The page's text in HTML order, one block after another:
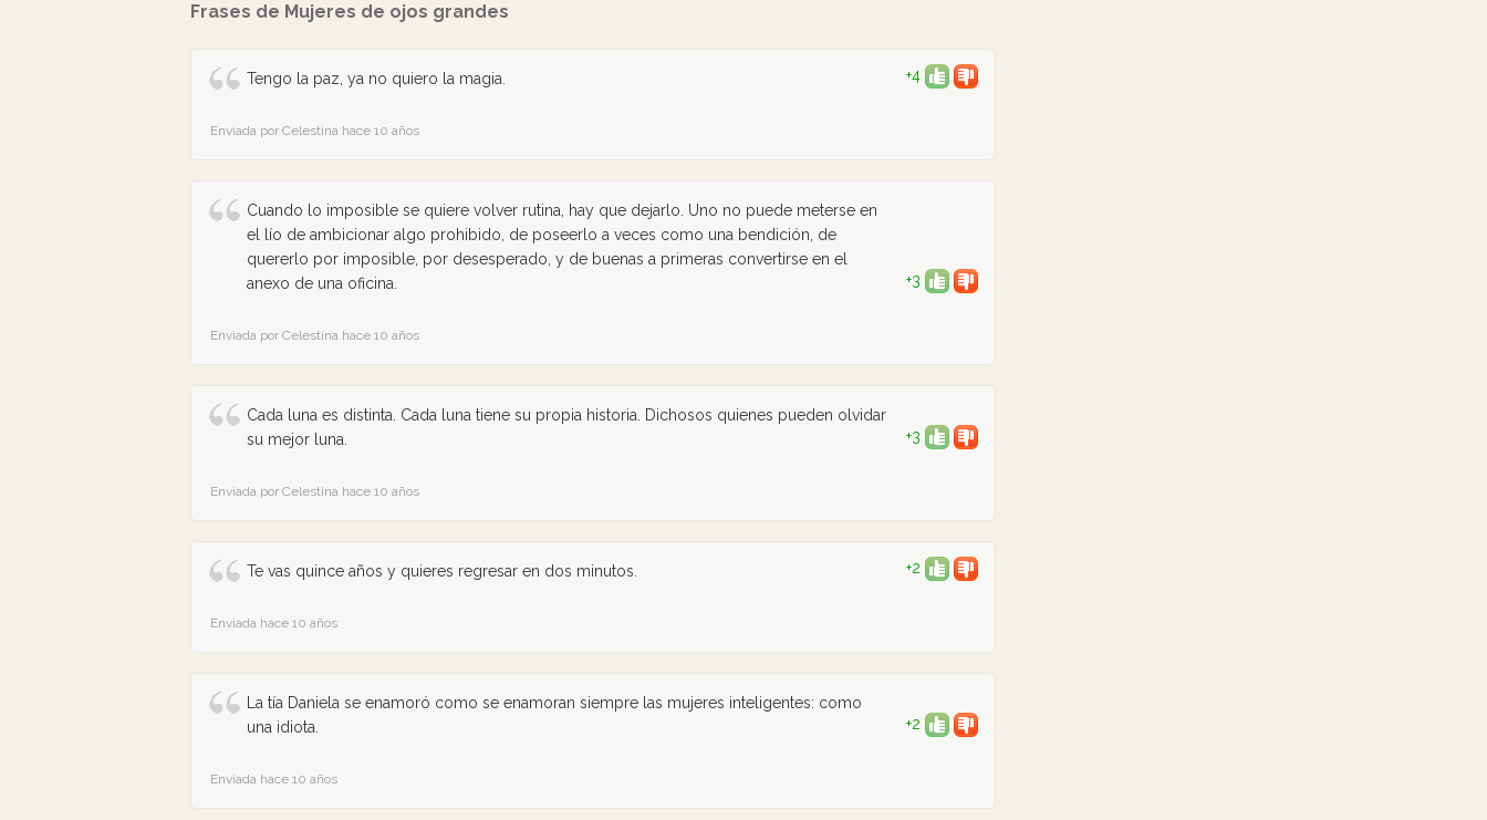
Frases de Mujeres de ojos grandes
Tengo la paz, ya no quiero la magia. +4
Enviada por Celestina hace 10 años
Cuando lo imposible se quiere volver rutina, hay que dejarlo. Uno no puede meterse en
el lío de ambicionar algo prohibido, de poseerlo a veces como una bendición, de
quererlo por imposible, por desesperado, y de buenas a primeras convertirse en el
anexo de una oficina.
+3
Enviada por Celestina hace 10 años
Cada luna es distinta. Cada luna tiene su propia historia. Dichosos quienes pueden olvidar
su mejor luna.
+3
Enviada por Celestina hace 10 años
Te vas quince años y quieres regresar en dos minutos. +2
Enviada hace 10 años
La tía Daniela se enamoró como se enamoran siempre las mujeres inteligentes: como
una idiota.
+2
Enviada hace 10 años